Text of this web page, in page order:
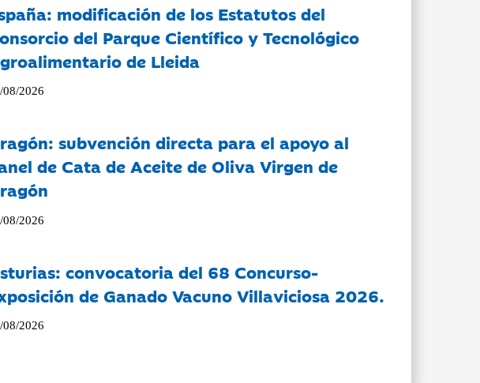
modificación de los Estatutos del
del Parque Científico y Tecnológico
de Lleida
08/2026
subvención directa para el apoyo al
de Cata de Aceite de Oliva Virgen de
08/2026
convocatoria del 68 Concurso-
de Ganado Vacuno Villaviciosa 2026.
08/2026